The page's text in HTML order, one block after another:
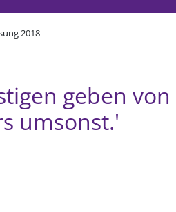
2018
geben
umsonst.'